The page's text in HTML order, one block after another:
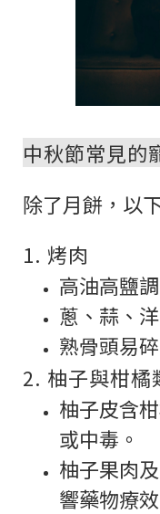
中秋節常見的
除了月餅，以
1. 烤肉
高油高鹽
蔥、蒜、
熟骨頭易
2. 柚子與柑橘
柚子皮含
或中毒。
柚子果肉
響藥物療效